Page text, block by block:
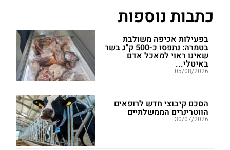
כתבות נוספות
בפעילות אכיפה משולבת
בטמרה: נתפסו כ-500 ק"ג בשר
שאינו ראוי למאכל אדם
באיטלי...
05/08/2026
הסכם קיבוצי חדש לרופאים
הווטרינרים הממשלתיים
30/07/2026